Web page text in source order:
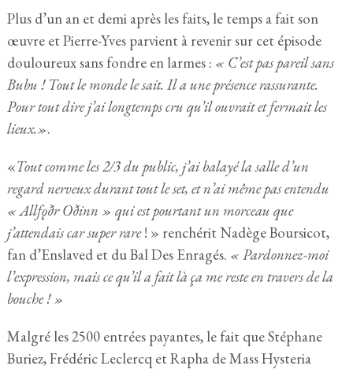
Plus d’un an et demi après les faits, le temps a fait son
œuvre et Pierre-Yves parvient à revenir sur cet épisode
douloureux sans fondre en larmes : « C’est pas pareil sans
Bubu ! Tout le monde le sait. Il a une présence rassurante.
Pour tout dire j’ai longtemps cru qu’il ouvrait et fermaitles
lieux.».
«Tout comme les 2/3 du public, j’ai balayé la salle d’un
regard nerveux durant tout le set, et n’ai même pas entendu
« Allfǫðr Oðinn » qui est pourtant un morceau que
j’attendais car super rare! » renchérit Nadège Boursicot,
fan d’Enslaved et du Bal Des Enragés. « Pardonnez-moi
l’expression, mais ce qu’il a fait là ça me reste en travers de la
bouche ! »
Malgré les 2500 entrées payantes, le fait que Stéphane
Buriez, Frédéric Leclercq et Rapha de Mass Hysteria